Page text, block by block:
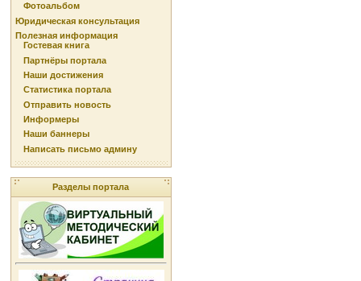
Фотоальбом
Юридическая консультация
Полезная информация
Гостевая книга
Партнёры портала
Наши достижения
Статистика портала
Отправить новость
Информеры
Наши баннеры
Написать письмо админу
Разделы портала